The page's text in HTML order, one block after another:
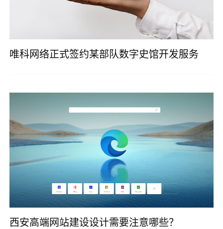
唯科网络正式签约某部队数字史馆开发服务
西安高端网站建设设计需要注意哪些？